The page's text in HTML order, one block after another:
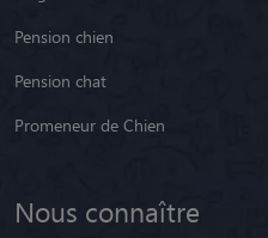
Pension chien
Pension chat
Promeneur de Chien
Nous connaître